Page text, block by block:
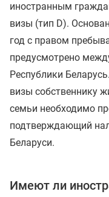
иностранным
визы (тип D).
год с правом
предусмотрено
Республики
визы собственнику
семьи необходимо
подтверждающий
Беларуси.
Имеют ли